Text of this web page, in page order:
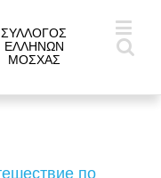
ΣΥΛΛΟΓΟΣ
ΕΛΛΗΝΩΝ
ΜΟΣΧΑΣ
по